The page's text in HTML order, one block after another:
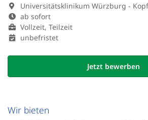
Universitätsklinikum Würzburg -
ab sofort
Vollzeit, Teilzeit
unbefristet
Jetzt bewerben
Wir bieten